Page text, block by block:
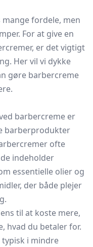
fordele, men
For at give en
er det vigtigt
Her vil vi dykke
gøre barbercreme
barbercreme er
barberprodukter
ofte
indeholder
essentielle olier og
der både plejer
til at koste mere,
hvad du betaler for.
i mindre